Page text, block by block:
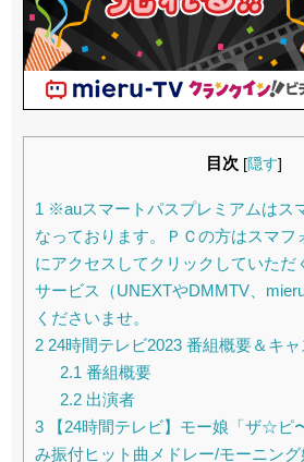
目次 [隠す]
1 ※auスマートパスプレミアムはス
なっております。ＰＣの方はスマフ
にアクセスしてクリックしていただ
サービス（UNEXTやDMMTV、
くださいませ。
2 24時間テレビ2023 番組概要＆キャ
2.1 番組概要
2.2出演者
3 【24時間テレビ】モー娘「ザ☆ピ
み振付ヒット曲メドレー/モーニング